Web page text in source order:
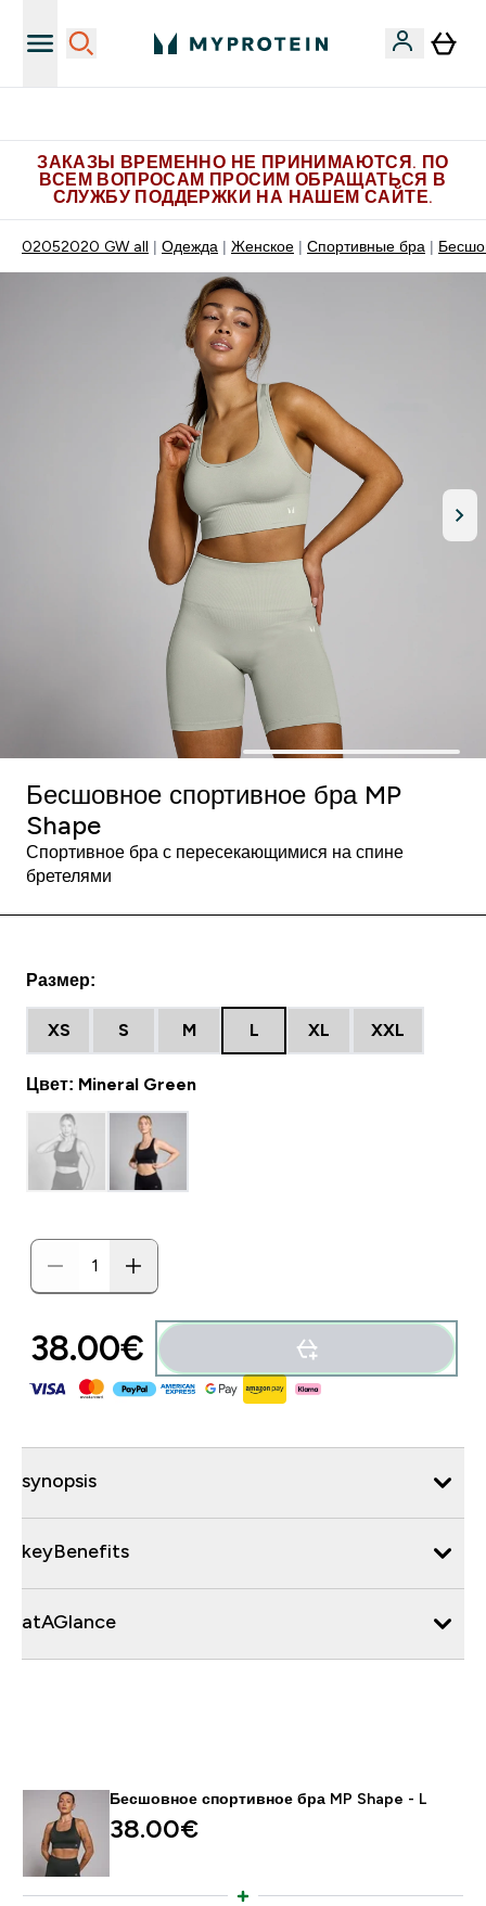
ЗАКАЗЫ ВРЕМЕННО НЕ ПРИНИМАЮТСЯ. ПО
ВСЕМ ВОПРОСАМ ПРОСИМ ОБРАЩАТЬСЯ В
СЛУЖБУ ПОДДЕРЖКИ НА НАШЕМ САЙТЕ.
02052020 GW all Одежда Женское Спортивные бра
Бесшовное спортивное бра MP
Shape
Спортивное бра с пересекающимися на спине
бретелями
Размер:
XS S M L XL XXL
Цвет: Mineral Green
38.00€‎
synopsis
keyBenefits
atAGlance
Бесшовное спортивное бра MP Shape - L
38.00€‎